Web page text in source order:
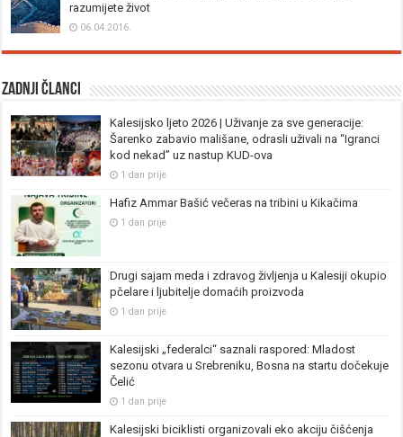
razumijete život
06.04.2016.
Zadnji članci
Kalesijsko ljeto 2026 | Uživanje za sve generacije:
Šarenko zabavio mališane, odrasli uživali na “Igranci
kod nekad” uz nastup KUD-ova
1 dan prije
Hafiz Ammar Bašić večeras na tribini u Kikačima
1 dan prije
Drugi sajam meda i zdravog življenja u Kalesiji okupio
pčelare i ljubitelje domaćih proizvoda
1 dan prije
Kalesijski „federalci“ saznali raspored: Mladost
sezonu otvara u Srebreniku, Bosna na startu dočekuje
Čelić
1 dan prije
Kalesijski biciklisti organizovali eko akciju čišćenja